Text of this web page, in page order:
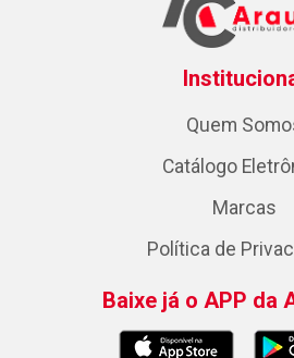
Quem
Catálogo
Marcas
Política de
Baixe já o APP da